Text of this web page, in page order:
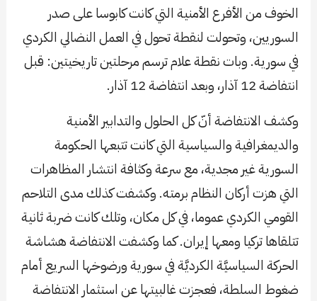
الخوف من الأفرع الأمنية التي كانت كابوسا على صدر
السوريين، وتحولت لنقطة تحول في العمل النضالي الكردي
في سورية. وبات نقطة علام ترسم مرحلتين تاريخيتين: قبل
انتفاضة 12 آذار، وبعد انتفاضة 12 آذار.
وكشف الانتفاضة أنّ كل الحلول والتدابير الأمنية
والديمغرافية والسياسية التي كانت تتبعها الحكومة
السورية غير مجدية، مع سرعة وكثافة انتشار المظاهرات
التي هزت أركان النظام برمته. وكشفت كذلك مدى التلاحم
القومي الكردي عموما، في كل مكان، وتلك كانت ضربة ثانية
تتلقاها تركيا ومعها إيران. كما وكشفت الانتفاضة هشاشة
الحركة السياسيَّة الكرديَّة في سورية ورضوخها السريع أمام
ضغوط السلطة، فعجزت غالبيتها عن استثمار الانتفاضة